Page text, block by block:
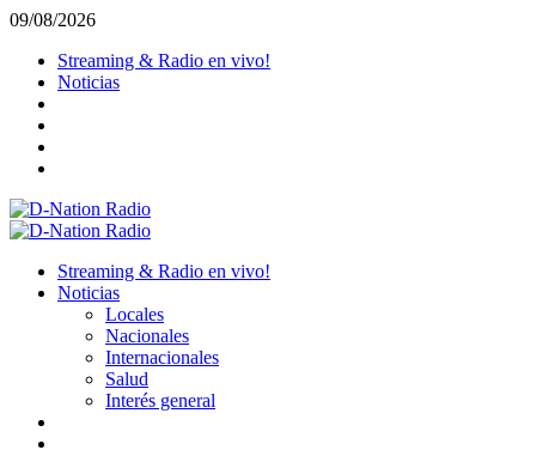
Saltar
contenido
09/08/2026
Streaming & Radio en vivo!
Noticias
Menú
Streaming & Radio en vivo!
Noticias
Locales
Nacionales
Internacionales
Salud
Interés general